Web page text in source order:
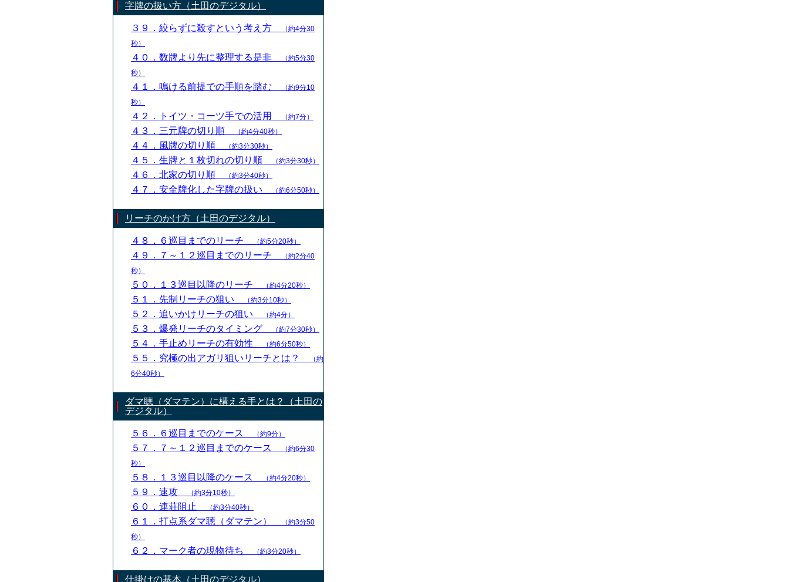
字牌の扱い方（土田のデジタル）
３９．絞らずに殺すという考え方
（約4分30
秒）
４０．数牌より先に整理する是非
（約5分30
秒）
４１．鳴ける前提での手順を踏む
（約9分10
秒）
４２．トイツ・コーツ手での活用 （約7分）
４３．三元牌の切り順 （約4分40秒）
４４．風牌の切り順 （約3分30秒）
４５．生牌と１枚切れの切り順 （約3分30秒）
４６．北家の切り順 （約3分40秒）
４７．安全牌化した字牌の扱い （約6分50秒）
リーチのかけ方（土田のデジタル）
４８．６巡目までのリーチ （約5分20秒）
４９．７～１２巡目までのリーチ
（約2分40
秒）
５０．１３巡目以降のリーチ （約4分20秒）
５１．先制リーチの狙い （約3分10秒）
５２．追いかけリーチの狙い （約4分）
５３．爆発リーチのタイミング （約7分30秒）
５４．手止めリーチの有効性 （約6分50秒）
５５．究極の出アガリ狙いリーチとは？
（約
6分40秒）
ダマ聴（ダマテン）に構える手とは？（土田の
デジタル）
５６．６巡目までのケース （約9分）
５７．７～１２巡目までのケース
（約6分30
秒）
５８．１３巡目以降のケース （約4分20秒）
５９．速攻 （約3分10秒）
６０．連荘阻止 （約3分40秒）
６１．打点系ダマ聴（ダマテン）
（約3分50
秒）
６２．マーク者の現物待ち （約3分20秒）
仕掛けの基本（土田のデジタル）